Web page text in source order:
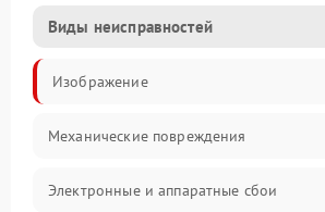
Виды неисправностей
Изображение
Механические повреждения
Электронные и аппаратные сбои